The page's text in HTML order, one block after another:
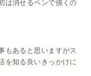
は消せるペンで描くの
もあると思いますがス
を知る良いきっかけに